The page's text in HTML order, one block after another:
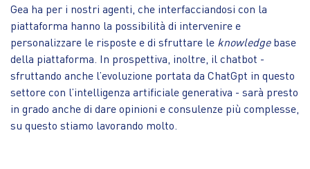
Gea ha per i nostri agenti, che interfacciandosi con la
piattaforma hanno la possibilità di intervenire e
personalizzare le risposte e di sfruttare le knowledgebase
della piattaforma. In prospettiva, inoltre, il chatbot -
sfruttando anche l’evoluzione portata da ChatGpt in questo
settore con l’intelligenza artificiale generativa - sarà presto
in grado anche di dare opinioni e consulenze più complesse,
su questo stiamo lavorando molto.